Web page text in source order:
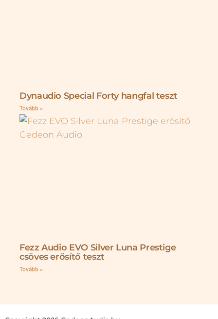
Dynaudio Special Forty hangfal teszt
Tovább »
Fezz Audio EVO Silver Luna Prestige
csöves erősítő teszt
Tovább »